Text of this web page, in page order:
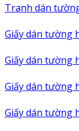
Tranh dán
Giấy dán tường
Giấy dán tường
Giấy dán tường
Giấy dán tường